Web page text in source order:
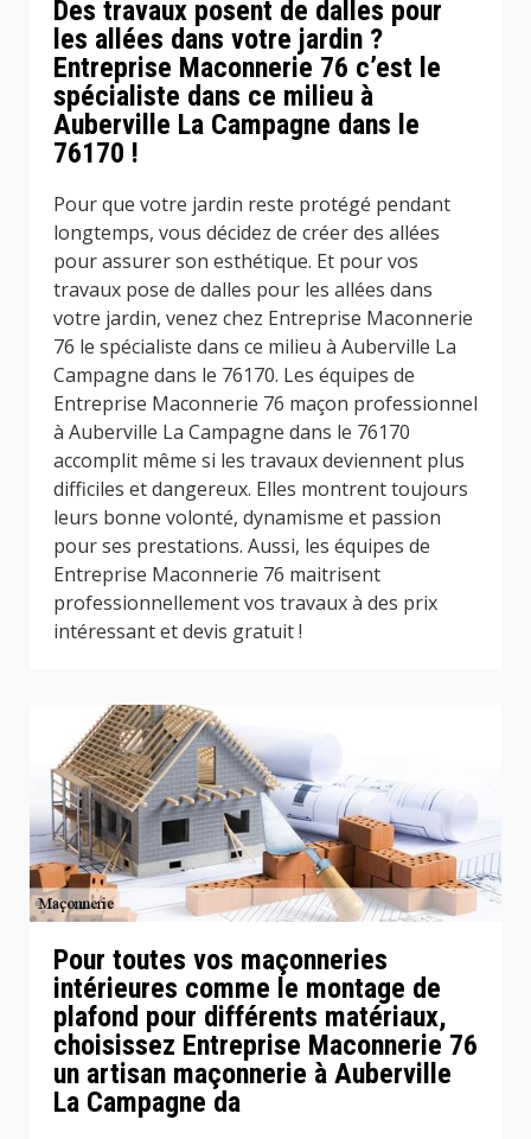
Des travaux posent de dalles pour
les allées dans votre jardin ?
Entreprise Maconnerie 76 c’est le
spécialiste dans ce milieu à
Auberville La Campagne dans le
76170 !
Pour que votre jardin reste protégé pendant
longtemps, vous décidez de créer des allées
pour assurer son esthétique. Et pour vos
travaux pose de dalles pour les allées dans
votre jardin, venez chez Entreprise Maconnerie
76 le spécialiste dans ce milieu à Auberville La
Campagne dans le 76170. Les équipes de
Entreprise Maconnerie 76 maçon professionnel
à Auberville La Campagne dans le 76170
accomplit même si les travaux deviennent plus
difficiles et dangereux. Elles montrent toujours
leurs bonne volonté, dynamisme et passion
pour ses prestations. Aussi, les équipes de
Entreprise Maconnerie 76 maitrisent
professionnellement vos travaux à des prix
intéressant et devis gratuit !
Pour toutes vos maçonneries
intérieures comme le montage de
plafond pour différents matériaux,
choisissez Entreprise Maconnerie 76
un artisan maçonnerie à Auberville
La Campagne da